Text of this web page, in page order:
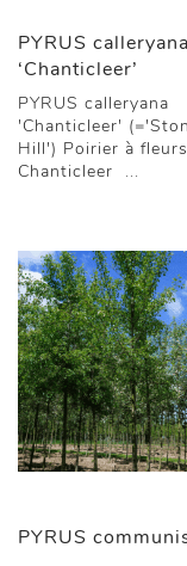
PYRUS calleryana
‘Chanticleer’
PYRUS calleryana
'Chanticleer'
Hill') Poirier à fleurs
Chanticleer ...
PYRUS